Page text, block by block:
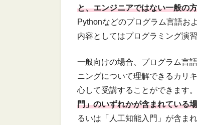
と、エンジニアではない一般の
Pythonなどのプログラム言語お
内容としてはプログラミング演
一般向けの場合、プログラム言
ニングについて理解できるカリ
心して受講することができます。
門」のいずれかが含まれている
るいは「人工知能入門」が含ま